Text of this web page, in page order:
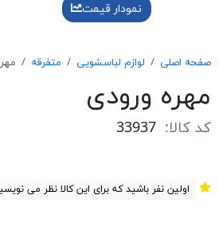
نمودار قیمت
صفحه اصلی لوازم لباسشویی متفرقه
مهره ورودی
کد کالا: 33937
اولین نفر باشید که برای این کالا نظر می